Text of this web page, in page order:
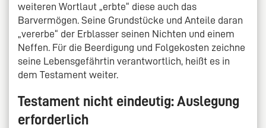
weiteren Wortlaut „erbte“ diese auch das
Barvermögen. Seine Grundstücke und Anteile daran
„vererbe“ der Erblasser seinen Nichten und einem
Neffen. Für die Beerdigung und Folgekosten zeichne
seine Lebensgefährtin verantwortlich, heißt es in
dem Testament weiter.
Testament nicht eindeutig: Auslegung
erforderlich